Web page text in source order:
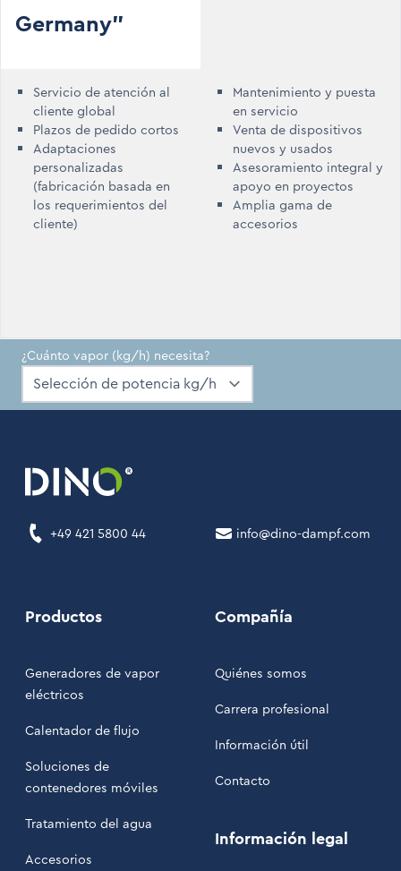
Germany"
Servicio de atención al
cliente global
Plazos de pedido cortos
Adaptaciones
personalizadas
(fabricación basada en
los requerimientos del
cliente)
Mantenimiento y puesta
en servicio
Venta de dispositivos
nuevos y usados
Asesoramiento integral y
apoyo en proyectos
Amplia gama de
accesorios
¿Cuánto vapor (kg/h) necesita?
+49 421 5800 44 info@dino-dampf.com
Productos
Generadores de vapor
eléctricos
Calentador de flujo
Soluciones de
contenedores móviles
Tratamiento del agua
Accesorios
Compañía
Quiénes somos
Carrera profesional
Información útil
Contacto
Información legal